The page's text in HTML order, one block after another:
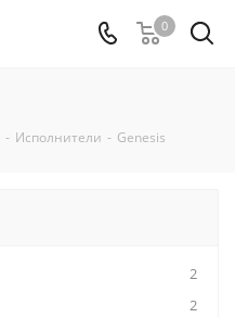
0
- Исполнители - Genesis
2
2